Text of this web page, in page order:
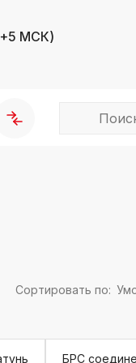
+5 МСК)
k
Сортировать по:
БРС